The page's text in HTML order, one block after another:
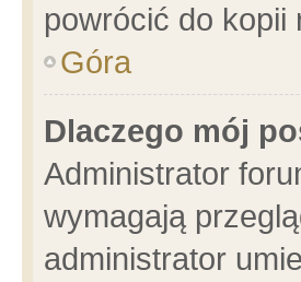
powrócić do kopii
Góra
Dlaczego mój
Administrator
wymagają
administrator